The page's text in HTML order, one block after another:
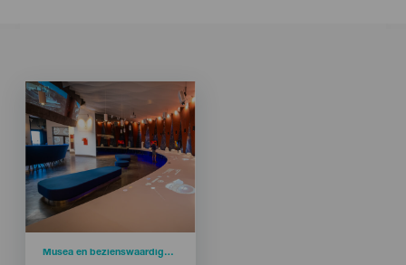
Imagen
Listado
Imagen
Categoría Musea en bezienswaardigheden